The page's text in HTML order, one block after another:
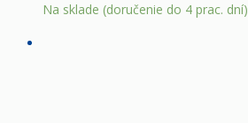
Na sklade (doručenie do 4 prac. dní)